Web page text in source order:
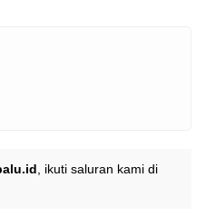
, ikuti saluran kami di